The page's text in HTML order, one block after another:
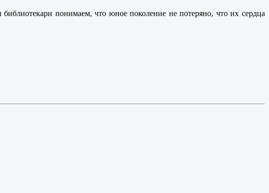
понимаем, что юное поколение не потеряно, что их сердца